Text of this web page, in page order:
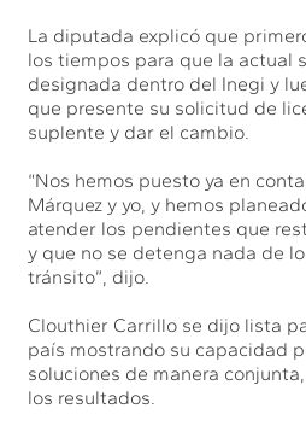
La diputada explicó que
los tiempos para que la actual
designada dentro del Inegi y
que presente su solicitud de
suplente y dar el cambio.
“Nos hemos puesto ya en
Márquez y yo, y hemos
atender los pendientes que
y que no se detenga nada de
tránsito”, dijo.
Clouthier Carrillo se dijo lista
país mostrando su capacidad
soluciones de manera
los resultados.